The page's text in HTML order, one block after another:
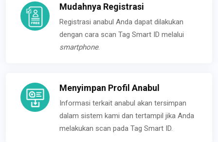
Mudahnya Registrasi
Registrasi anabul Anda dapat dilakukan
dengan cara scan Tag Smart ID melalui
smartphone.
Menyimpan Profil Anabul
Informasi terkait anabul akan tersimpan
dalam sistem kami dan tertampil jika Anda
melakukan scan pada Tag Smart ID.